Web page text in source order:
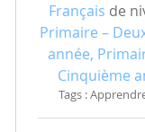
Français de
Primaire –
année,
Cinquième
Tags :